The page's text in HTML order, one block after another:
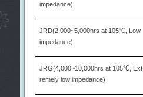
impedance)
JRD(2,000~5,000hrs at 105℃ , Low
impedance)
JRG(4,000~10,000hrs at 105℃ , Ext
remely low impedance)